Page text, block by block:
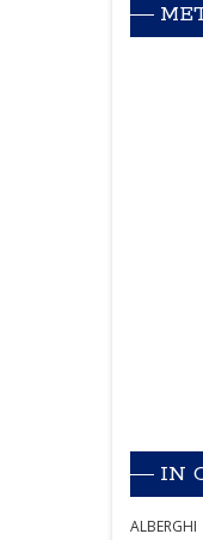
IN
ALBERGHI